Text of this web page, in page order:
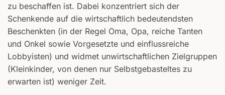
zu beschaffen ist. Dabei konzentriert sich der
Schenkende auf die wirtschaftlich bedeutendsten
Beschenkten (in der Regel Oma, Opa, reiche Tanten
und Onkel sowie Vorgesetzte und einflussreiche
Lobbyisten) und widmet unwirtschaftlichen Zielgruppen
(Kleinkinder, von denen nur Selbstgebasteltes zu
erwarten ist) weniger Zeit.